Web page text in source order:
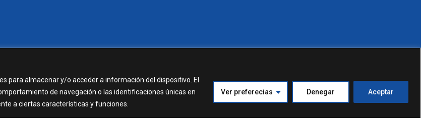
para almacenar y/o acceder a información del dispositivo. El
de navegación o las identificaciones únicas en
a ciertas características y funciones.
Ver preferecias Denegar Aceptar